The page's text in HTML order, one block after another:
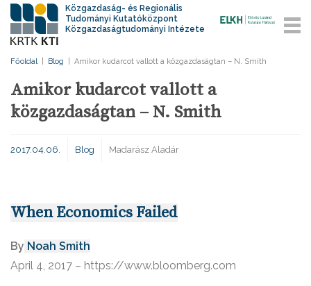
Közgazdaság- és Regionális
Tudományi Kutatóközpont
Közgazdaságtudományi Intézete
Főoldal Blog Amikor kudarcot vallott a közgazdaságtan – N. Smith
Amikor kudarcot vallott a
közgazdaságtan – N. Smith
2017.04.06. Blog Madarász Aladár
When Economics Failed
By Noah Smith
April 4, 2017 – https://www.bloomberg.com